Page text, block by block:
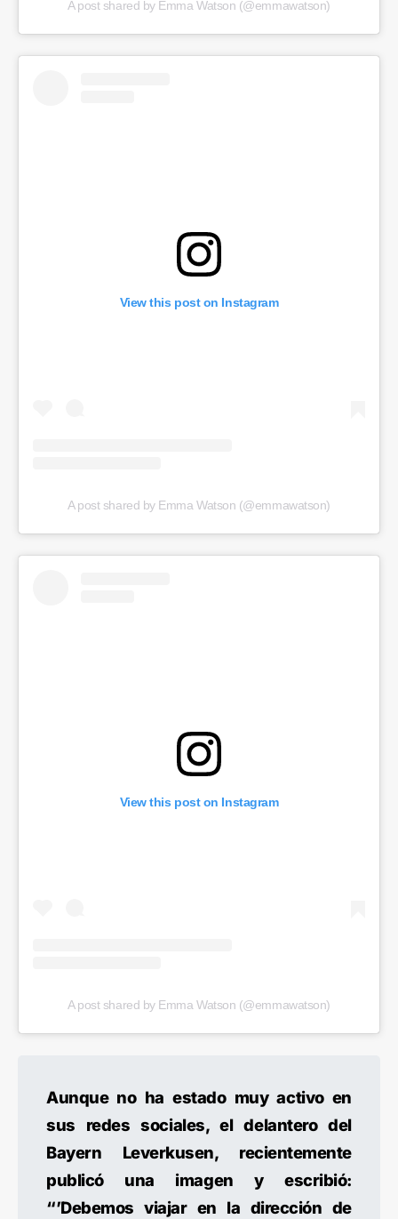
A post shared by Emma Watson (@emmawatson)
View this post on Instagram
A post shared by Emma Watson (@emmawatson)
View this post on Instagram
A post shared by Emma Watson (@emmawatson)
Aunque no ha estado muy activo en
sus redes sociales, el delantero del
Bayern Leverkusen, recientemente
publicó una imagen y escribió:
“’Debemos viajar en la dirección de